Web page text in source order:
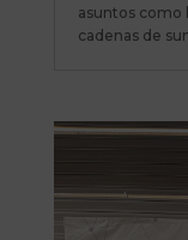
asuntos como
cadenas de